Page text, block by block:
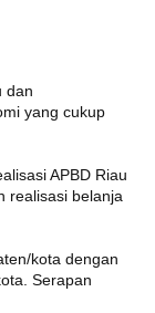
dan
yang cukup
APBD Riau
realisasi belanja
kota dengan
Serapan